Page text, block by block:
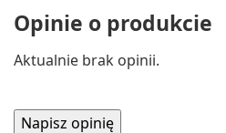
Opinie o produkcie
Aktualnie brak opinii.